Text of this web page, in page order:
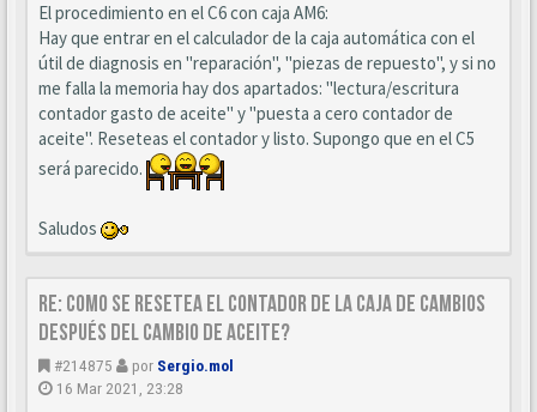
El procedimiento en el C6 con caja AM6:
Hay que entrar en el calculador de la caja automática con el
útil de diagnosis en "reparación", "piezas de repuesto", y si no
me falla la memoria hay dos apartados: "lectura/escritura
contador gasto de aceite" y "puesta a cero contador de
aceite". Reseteas el contador y listo. Supongo que en el C5
será parecido.
Saludos
Re: Como se resetea el contador de la caja de cambios
después del cambio de aceite?
#214875 por Sergio.mol
16 Mar 2021, 23:28